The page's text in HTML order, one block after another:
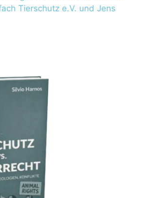
Tierschutz e.V. und Jens